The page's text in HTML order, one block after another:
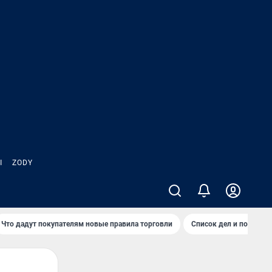
ZODY
Что дадут покупателям новые правила торговли Список дел и покупок